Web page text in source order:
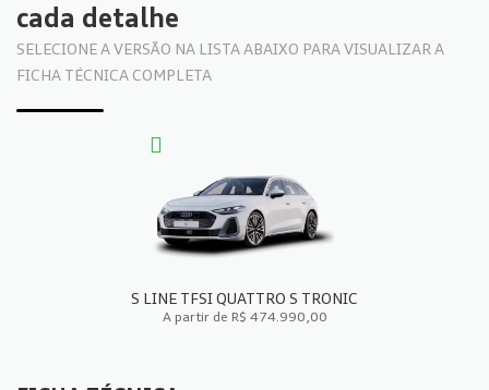
cada detalhe
SELECIONE A VERSÃO NA LISTA ABAIXO PARA VISUALIZAR A
FICHA TÉCNICA COMPLETA
S LINE TFSI QUATTRO S TRONIC
A partir de R$ 474.990,00